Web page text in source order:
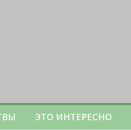
ЭТО ИНТЕРЕСНО